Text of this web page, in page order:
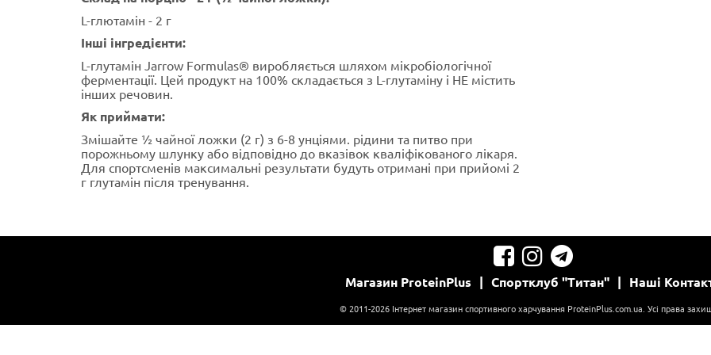
L-глютамін - 2 г
Інші інгредієнти:
L-глутамін Jarrow Formulas® виробляється шляхом мікробіологічної
ферментації. Цей продукт на 100% складається з L-глутаміну і НЕ містить
інших речовин.
Як приймати:
Змішайте ½ чайної ложки (2 г) з 6-8 унціями. рідини та питво при
порожньому шлунку або відповідно до вказівок кваліфікованого лікаря.
Для спортсменів максимальні результати будуть отримані при прийомі 2
г глутамін після тренування.
МагазинProteinPlus | Спортклуб "Титан" | Наші
© 2011-2026 Інтернет магазин спортивного харчування ProteinPlus.com.ua. Усі права